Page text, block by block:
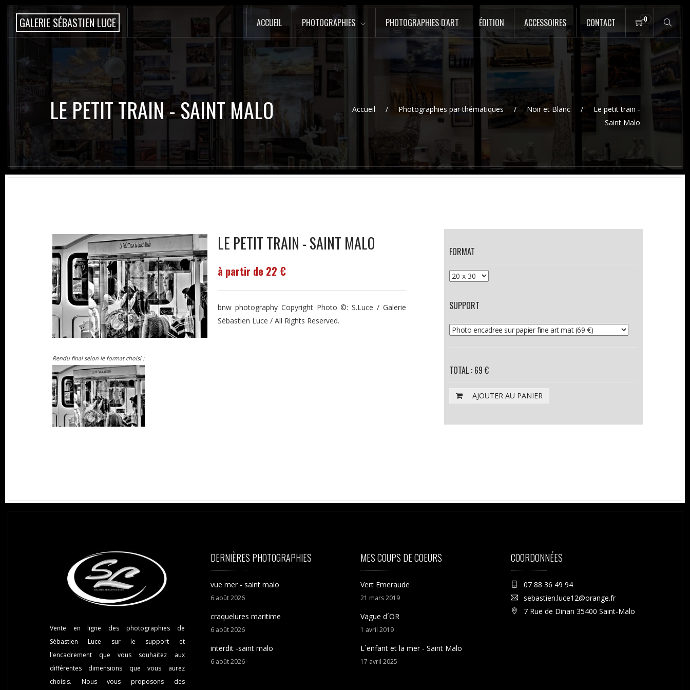
GALERIE SÉBASTIEN LUCE ACCUEIL PHOTOGRAPHIES PHOTOGRAPHIES D'ART ÉDITION ACCESSOIRES CONTACT 0
LE PETIT TRAIN - SAINT MALO Accueil Photographies par thématiques Noir et Blanc
Le petit train -
Saint Malo
Rendu final selon le format choisi :
LE PETIT TRAIN - SAINT MALO
à partir de 22 €
bnw photography Copyright Photo ©: S.Luce / Galerie
Sébastien Luce / All Rights Reserved.
FORMAT
SUPPORT
TOTAL : 69 €
AJOUTER AU PANIER
Vente en ligne des photographies de
Sébastien Luce sur le support et
l'encadrement que vous souhaitez aux
différentes dimensions que vous aurez
choisis. Nous vous proposons des
DERNIÈRES PHOTOGRAPHIES
vue mer - saint malo
6août2026
craquelures maritime
6août2026
interdit -saint malo
6août2026
MES COUPS DE COEURS
Vert Emeraude
21 mars2019
Vague d´OR
1 avril 2019
L´enfant et la mer - Saint Malo
17 avril 2025
COORDONNÉES
07 88 36 49 94
sebastien.luce12@orange.fr
7 Rue de Dinan 35400 Saint-Malo